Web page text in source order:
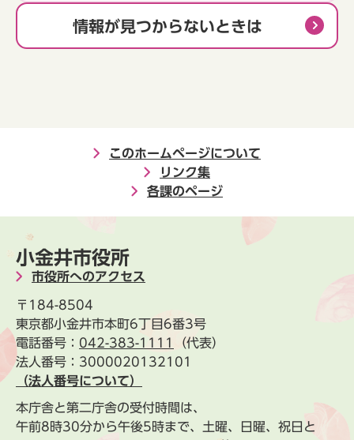
情報が見つからないときは
このホームページについて
リンク集
各課のページ
小金井市役所
市役所へのアクセス
〒184-8504
東京都小金井市本町6丁目6番3号
電話番号： 042-383-1111
（代表）
法人番号：3000020132101
（法人番号について）
本庁舎と第二庁舎の受付時間は、
午前8時30分から午後5時まで、土曜、日曜、祝日と